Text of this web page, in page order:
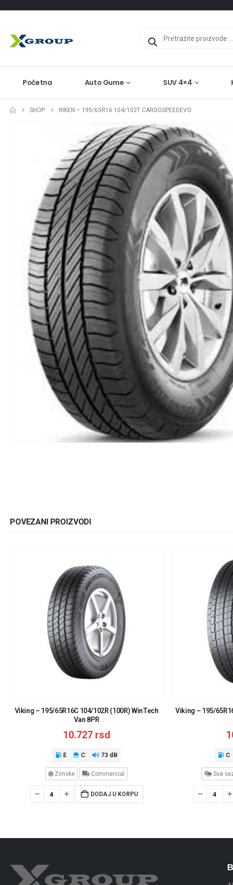
search
Početna Auto Gume SUV 4×4
SHOP RIKEN – 195/65R16 104/102T CARGOSPEEDEVO
POVEZANI PROIZVODI
Viking – 195/65R16C 104/102R (100R) WinTech
Van 8PR
10.727 rsd
E C 73 dB
Zimske Commercial
DODAJ U KORPU
Viking – 195/
C
Sve